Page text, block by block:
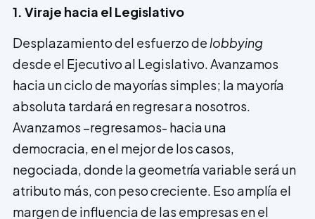
1. Viraje hacia el Legislativo
Desplazamiento del esfuerzo de lobbying
desde el Ejecutivo al Legislativo. Avanzamos
hacia un ciclo de mayorías simples; la mayoría
absoluta tardará en regresar a nosotros.
Avanzamos –regresamos- hacia una
democracia, en el mejor de los casos,
negociada, donde la geometría variable será un
atributo más, con peso creciente. Eso amplía el
margen de influencia de las empresas en el